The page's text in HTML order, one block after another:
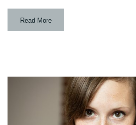
Read More